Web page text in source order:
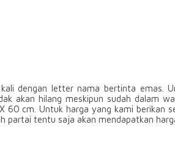
dengan letter nama bertinta emas.
akan hilang meskipun sudah dalam
cm. Untuk harga yang kami berikan
partai tentu saja akan mendapatkan